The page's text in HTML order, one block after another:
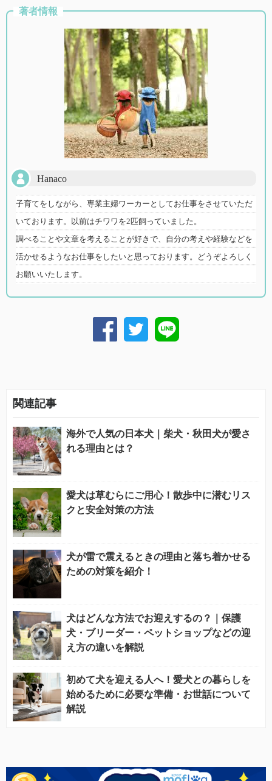
著者情報
Hanaco
子育てをしながら、専業主婦ワーカーとしてお仕事をさせていただ
いております。以前はチワワを2匹飼っていました。
調べることや文章を考えることが好きで、自分の考えや経験などを
活かせるようなお仕事をしたいと思っております。どうぞよろしく
お願いいたします。
関連記事
海外で人気の日本犬｜柴犬・秋田犬が愛さ
れる理由とは？
愛犬は草むらにご用心！散歩中に潜むリス
クと安全対策の方法
犬が雷で震えるときの理由と落ち着かせる
ための対策を紹介！
犬はどんな方法でお迎えするの？｜保護
犬・ブリーダー・ペットショップなどの迎
え方の違いを解説
初めて犬を迎える人へ！愛犬との暮らしを
始めるために必要な準備・お世話について
解説